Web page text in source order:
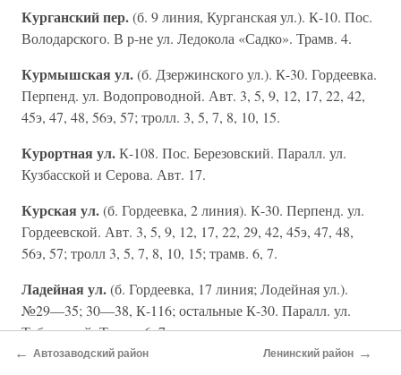
Курганский пер.(б. 9 линия, Курганская ул.). К-10. Пос.
Володарского. В р-не ул. Ледокола «Садко». Трамв. 4.
Курмышская ул.(б. Дзержинского ул.). К-30. Гордеевка.
Перпенд. ул. Водопроводной. Авт. 3, 5, 9, 12, 17, 22, 42,
45э, 47, 48, 56э, 57; тролл. 3, 5, 7, 8, 10, 15.
Курортная ул.К-108. Пос. Березовский. Паралл. ул.
Кузбасской и Серова. Авт. 17.
Курская ул.(б. Гордеевка, 2 линия). К-30. Перпенд. ул.
Гордеевской. Авт. 3, 5, 9, 12, 17, 22, 29, 42, 45э, 47, 48,
56э, 57; тролл 3, 5, 7, 8, 10, 15; трамв. 6, 7.
Ладейная ул.(б. Гордеевка, 17 линия; Лодейная ул.).
№29—35; 30—38, К-116; остальные К-30. Паралл. ул.
Тобольской. Трамв. 6, 7.
← Автозаводский район Ленинский район →